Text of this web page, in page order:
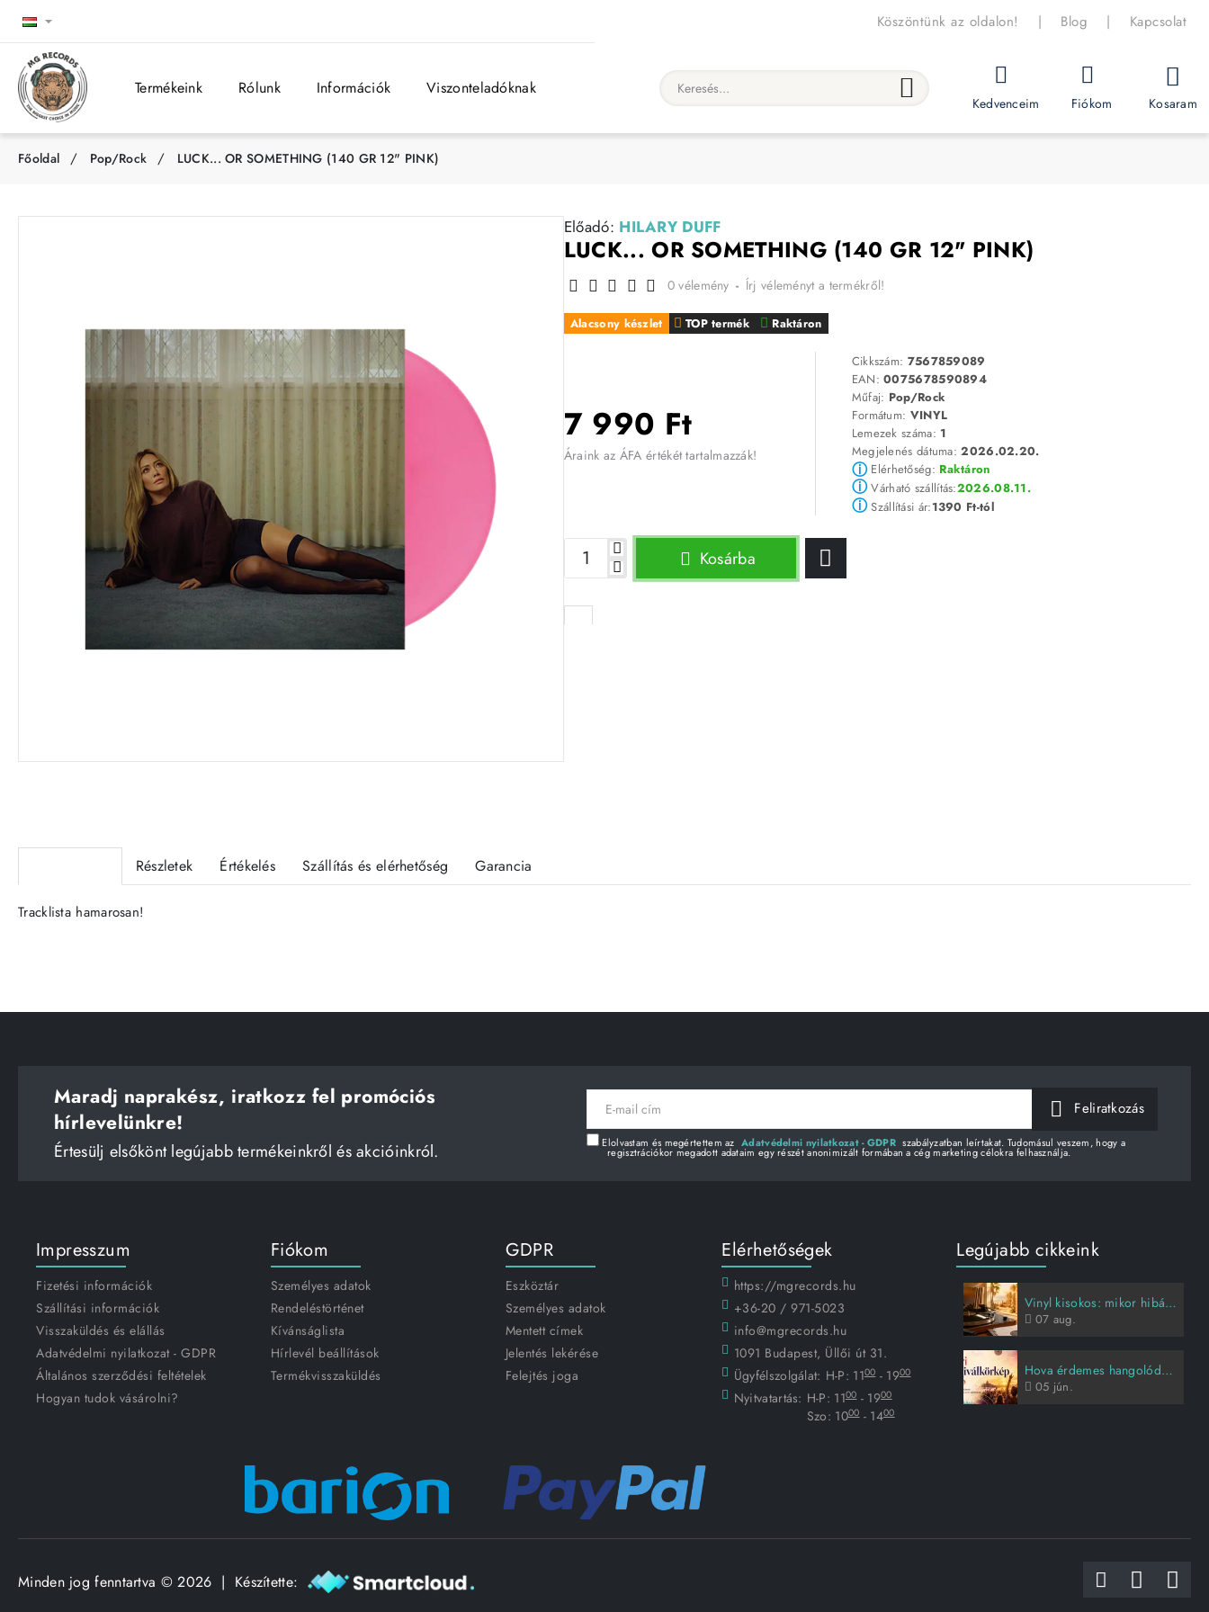
Köszöntünk az oldalon! | Blog | Kapcsolat
Termékeink Rólunk Információk Viszonteladóknak Keresés...
Kedvenceim Fiókom Kosaram
Pop/Rock LUCK... OR SOMETHING (140 GR 12" PINK)
Előadó: HILARY DUFF
LUCK... OR SOMETHING (140 GR 12" PINK)
TOP termék Raktáron
Alacsony készlet
0 vélemény - Írj véleményt a termékről!
7 990 Ft
Áraink az ÁFA értékét tartalmazzák!
Cikkszám: 7567859089
EAN:0075678590894
Műfaj: Pop/Rock
Formátum: VINYL
Lemezek száma: 1
Megjelenés dátuma:2026.02.20.
ⓘElérhetőség: Raktáron
ⓘVárható szállítás:2026.08.11.
ⓘSzállítási ár:1390 Ft-tól
Kosárba
Részletek Értékelés Szállítás és elérhetőség Garancia
Tracklista hamarosan!
Maradj naprakész, iratkozz fel promóciós
hírlevelünkre!
Értesülj elsőkönt legújabb termékeinkről és akcióinkról.
E-
mail Feliratkozás
Elolvastam és megértettem az Adatvédelmi nyilatkozat - GDPR szabályzatban leírtakat. Tudomásul veszem, hogy a
regisztrációkor megadott adataim egy részét anonimizált formában a cég marketing célokra felhasználja.
Impresszum
Fizetési információk
Szállítási információk
Visszaküldés és elállás
Adatvédelmi nyilatkozat - GDPR
Általános szerződési feltételek
Hogyan tudok vásárolni?
Fiókom
Személyes adatok
Rendeléstörténet
Kívánságlista
Hírlevél beállítások
Termékvisszaküldés
GDPR
Eszköztár
Személyes adatok
Mentett címek
Jelentés lekérése
Felejtés joga
Elérhetőségek
https://mgrecords.hu
+36-20 / 971-5023
info@mgrecords.hu
1091 Budapest, Üllői út 31.
Ügyfélszolgálat: H-P: 1100- 1900
Nyitvatartás: H-P: 1100- 1900
Szo: 1000- 1400
Legújabb cikkeink
Vinyl kisokos: mikor hibás a lemez, és hogyan vigyázz rá?
07 aug.
Hova érdemes hangolódni idén nyáron?
05 jún.
Minden jog fenntartva © 2026 | Készítette: